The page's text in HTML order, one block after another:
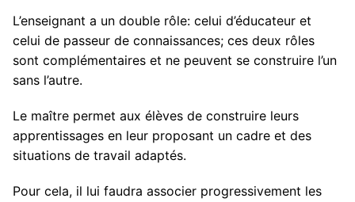
L’enseignant a un double rôle: celui d’éducateur et
celui de passeur de connaissances; ces deux rôles
sont complémentaires et ne peuvent se construire l’un
sans l’autre.
Le maître permet aux élèves de construire leurs
apprentissages en leur proposant un cadre et des
situations de travail adaptés.
Pour cela, il lui faudra associer progressivement les